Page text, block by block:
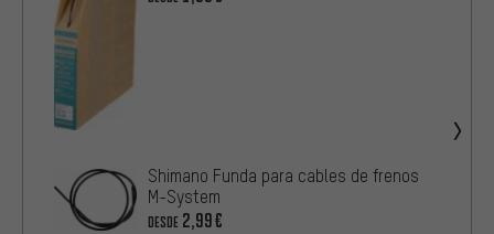
Shimano Funda para cables de frenos
M-System
DESDE 2,99€